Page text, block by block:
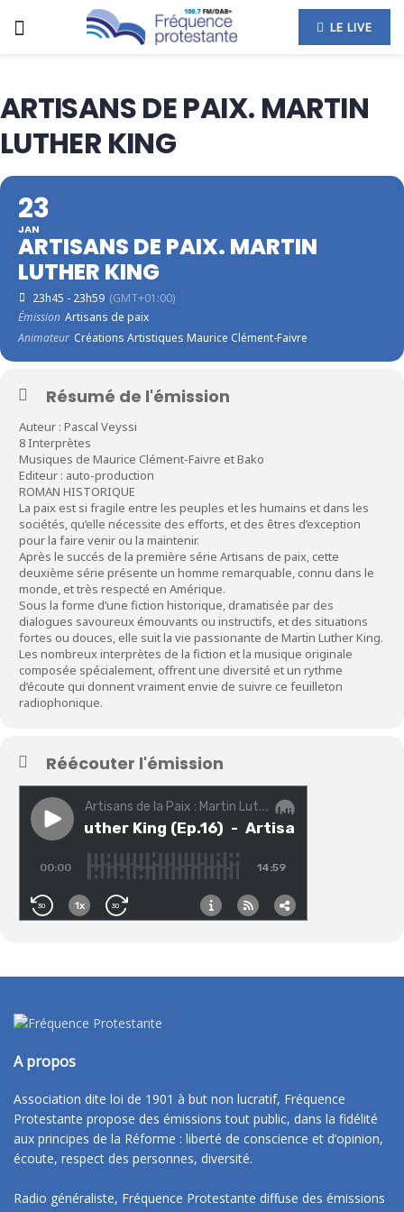
LE LIVE
ARTISANS DE PAIX. MARTIN
LUTHER KING
23
JAN
ARTISANS DE PAIX. MARTIN
LUTHER KING
23h45 - 23h59 (GMT+01:00)
Émission Artisans de paix
Animateur Créations Artistiques Maurice Clément-Faivre
Résumé de l'émission
Auteur : Pascal Veyssi
8 Interprètes
Musiques de Maurice Clément-Faivre et Bako
Editeur : auto-production
ROMAN HISTORIQUE
La paix est si fragile entre les peuples et les humains et dans les
sociétés, qu’elle nécessite des efforts, et des êtres d’exception
pour la faire venir ou la maintenir.
Après le succés de la première série Artisans de paix, cette
deuxième série présente un homme remarquable, connu dans le
monde, et très respecté en Amérique.
Sous la forme d’une fiction historique, dramatisée par des
dialogues savoureux émouvants ou instructifs, et des situations
fortes ou douces, elle suit la vie passionante de Martin Luther King.
Les nombreux interprètes de la fiction et la musique originale
composée spécialement, offrent une diversité et un rythme
d’écoute qui donnent vraiment envie de suivre ce feuilleton
radiophonique.
Réécouter l'émission
A propos
Association dite loi de 1901 à but non lucratif, Fréquence
Protestante propose des émissions tout public, dans la fidélité
aux principes de la Réforme : liberté de conscience et d’opinion,
écoute, respect des personnes, diversité.
Radio généraliste, Fréquence Protestante diffuse des émissions